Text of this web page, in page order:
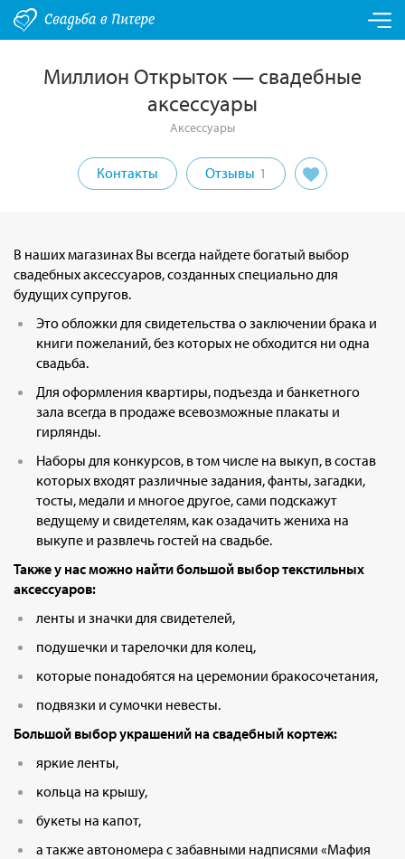
Миллион Открыток — свадебные
аксессуары
Аксессуары
Контакты Отзывы 1
В наших магазинах Вы всегда найдете богатый выбор
свадебных аксессуаров, созданных специально для
будущих супругов.
Это обложки для свидетельства о заключении брака и
книги пожеланий, без которых не обходится ни одна
свадьба.
Для оформления квартиры, подъезда и банкетного
зала всегда в продаже всевозможные плакаты и
гирлянды.
Наборы для конкурсов, в том числе на выкуп, в состав
которых входят различные задания, фанты, загадки,
тосты, медали и многое другое, сами подскажут
ведущему и свидетелям, как озадачить жениха на
выкупе и развлечь гостей на свадьбе.
Также у нас можно найти большой выбор текстильных
аксессуаров:
ленты и значки для свидетелей,
подушечки и тарелочки для колец,
которые понадобятся на церемонии бракосочетания,
подвязки и сумочки невесты.
Большой выбор украшений на свадебный кортеж:
яркие ленты,
кольца на крышу,
букеты на капот,
а также автономера с забавными надписями «Мафия